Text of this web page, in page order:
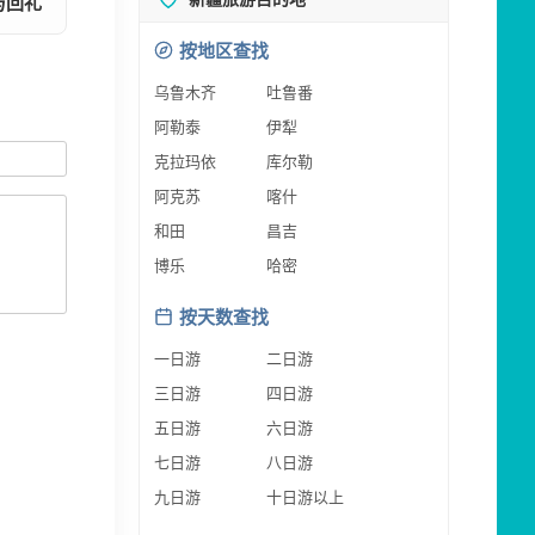
按地区查找
乌鲁木齐
吐鲁番
阿勒泰
伊犁
克拉玛依
库尔勒
阿克苏
喀什
和田
昌吉
博乐
哈密
按天数查找
一日游
二日游
三日游
四日游
五日游
六日游
七日游
八日游
九日游
十日游以上